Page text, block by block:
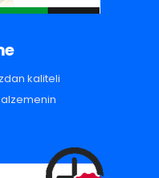
kaliteli